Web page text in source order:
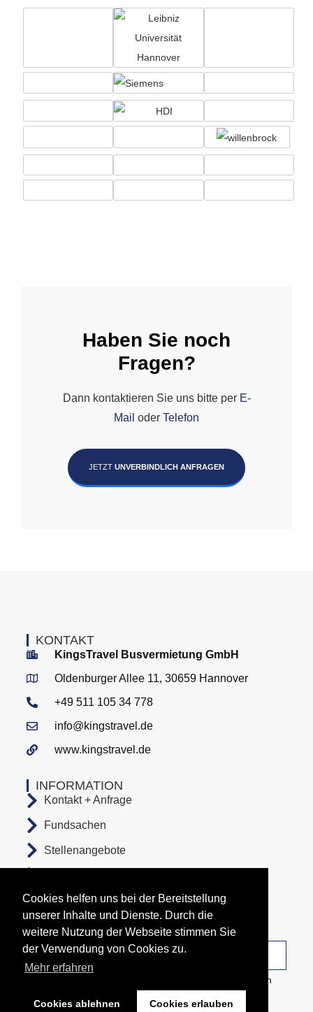
Cookies helfen uns bei der Bereitstellung
unserer Inhalte und Dienste. Durch die
weitere Nutzung der Webseite stimmen Sie
der Verwendung von Cookies zu.
Mehr erfahren
Cookies ablehnen Cookies erlauben
Haben Sie noch
Fragen?
Dann kontaktieren Sie uns bitte per E-
Mail oder Telefon
JETZT UNVERBINDLICH ANFRAGEN
Copyright All Rights Reserved © 2026 Busunternehmen
KingsTravel
Unsere Abfahrtsorte
INFORMATION
Kontakt + Anfrage
Fundsachen
Stellenangebote
Datenschutz
KONTAKT
KingsTravel Busvermietung GmbH
Oldenburger Allee 11, 30659 Hannover
+49 511 105 34 778
info@kingstravel.de
www.kingstravel.de